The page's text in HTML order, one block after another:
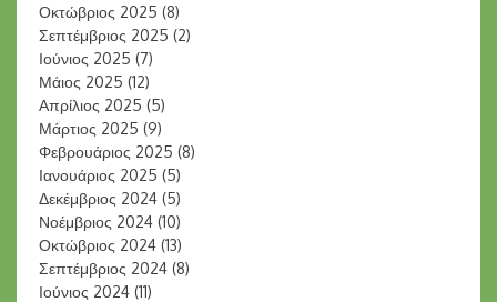
Οκτώβριος 2025 (8)
Σεπτέμβριος 2025 (2)
Ιούνιος 2025 (7)
Μάιος 2025 (12)
Απρίλιος 2025 (5)
Μάρτιος 2025 (9)
Φεβρουάριος 2025 (8)
Ιανουάριος 2025 (5)
Δεκέμβριος 2024 (5)
Νοέμβριος 2024 (10)
Οκτώβριος 2024 (13)
Σεπτέμβριος 2024 (8)
Ιούνιος 2024 (11)